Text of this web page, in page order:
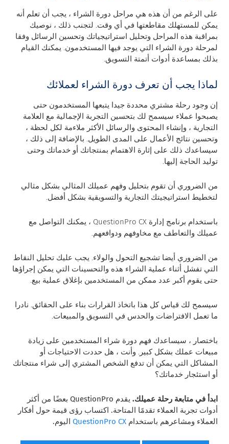
على الرغم من أن هذه هي مراحل دورة الشراء ، يجب أن تعلم أنه
يمكن للمستهلك مقاطعتها في أي وقت. لتجنب ذلك ، نوصيك
بمراقبة هذه المراحل وتحليل استراتيجياتك وتحسين الرسائل وفقا
لمرحلة دورة الشراء التي يوجد فيها المستخدمون. يمكنك القيام
بذلك بمساعدة أدوات أتمتة التسويق.
لماذا يجب أن تعرف دورة الشراء لعملائك
إن وجود رحلة مشتري محددة جيدا يتبعها المستخدمون حتى
يصبحوا عملاء سيسمح لك بتحسين التجربة الإجمالية مع العلامة
التجارية ، وإنشاء المحتوى والرسائل الأكثر ملاءمة لكل لحظة ،
وتحسين نتائج الأعمال على المدى الطويل. بالإضافة إلى ذلك ،
سيساعدك ذلك على إثارة الاهتمام بمنتجاتك أو خدماتك وحتى
توليد الحاجة إليها.
من الضروري أن تقوم بتحليل وفهم عميلك المثالي بشكل مثالي
لتخطيط استراتيجيتك التجارية والتسويقية بشكل أفضل.
باستخدام برنامج إدارة QuestionPro CX ، يمكنك التواصل مع
عميلك والتعاطف مع مخاوفهم ودوافعهم.
من الضروري أيضا تشجيع التحول والولاء. يجب عليك تحليل النقاط
التي تفشل أثناء عملية الشراء هذه والتحسينات التي يمكن إجراؤها
حتى يقوم أكبر عدد ممكن من المستخدمين بإغلاق عملية بيع.
سيسمح لك قياس كل هذا باتخاذ القرارات بناء على الحقائق. نادرا
ما تعمل الافتراضات والحدس في التسويق والمبيعات.
باختصار ، سيساعدك فهم دورة شراء المستخدمين على زيادة
مبيعات عملك بشكل كبير. وأنت ، هل حددت الاحتياجات أو
المشاكل التي يمكن أن تدفع الشخص المشتري إلى شراء منتجاتك
أو استئجار خدماتك؟
ابدأ في متابعة رحلة عميلك.
يقدم QuestionPro بعضًا من أكثر
أدوات تجربة العملاء تقدمًا المتاحة. اكتساب رؤى قيمة حول أفكار
العملاء ومشاعرهم باستخدامQuestionPro CX اليوم.